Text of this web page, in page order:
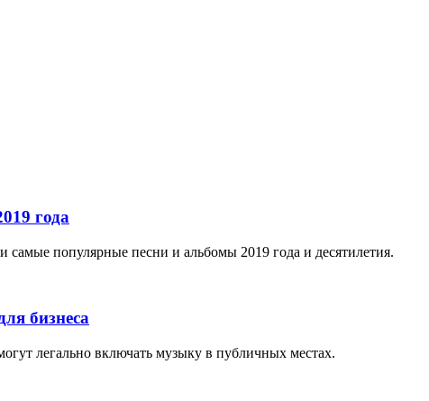
года
самые популярные песни и альбомы 2019 года и десятилетия.
бизнеса
легально включать музыку в публичных местах.